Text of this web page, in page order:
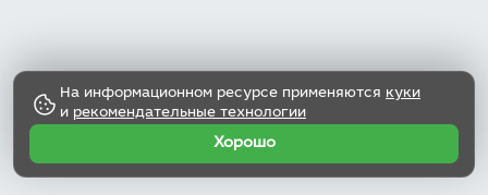
На информационном ресурсе применяются куки
и рекомендательные технологии
Хорошо